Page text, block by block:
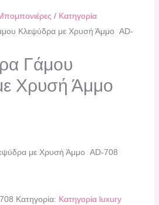
/ Κατηγορία
Kλεψύδρα με Χρυσή Άμμο AD-
Γάμου
Χρυσή Άμμο
με Χρυσή Άμμο AD-708
Κατηγορία: Κατηγορία luxury